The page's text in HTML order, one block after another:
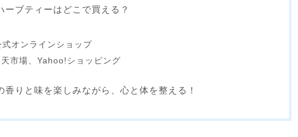
ーブティーはどこで買える？
式オンラインショップ
市場、Yahoo!ショッピング
香りと味を楽しみながら、心と体を整える！